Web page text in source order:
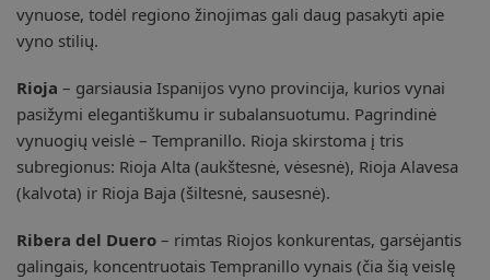
vynuose, todėl regiono žinojimas gali daug pasakyti apie
vyno stilių.
Rioja – garsiausia Ispanijos vyno provincija, kurios vynai
pasižymi elegantiškumu ir subalansuotumu. Pagrindinė
vynuogių veislė – Tempranillo. Rioja skirstoma į tris
subregionus: Rioja Alta (aukštesnė, vėsesnė), Rioja Alavesa
(kalvota) ir Rioja Baja (šiltesnė, sausesnė).
Ribera del Duero – rimtas Riojos konkurentas, garsėjantis
galingais, koncentruotais Tempranillo vynais (čia šią veislę